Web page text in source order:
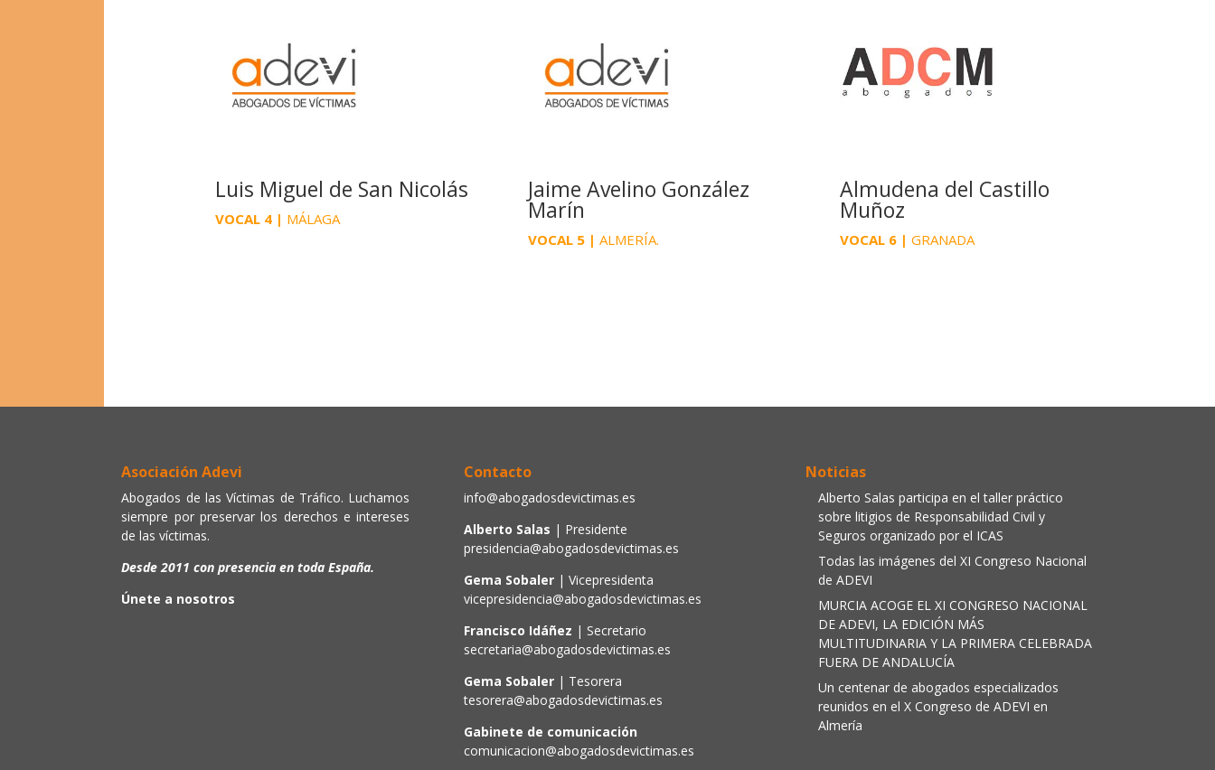
Luis Miguel de San Nicolás
VOCAL 4 | MÁLAGA
Jaime Avelino González
Marín
VOCAL 5 | ALMERÍA.
Almudena del Castillo
Muñoz
VOCAL 6 | GRANADA
Asociación Adevi
Abogados de las Víctimas de Tráfico. Luchamos
siempre por preservar los derechos e intereses
de las víctimas.
Desde 2011 con presencia en toda España.
Únete a nosotros
Contacto
info@abogadosdevictimas.es
Alberto Salas | Presidente
presidencia@abogadosdevictimas.es
Gema Sobaler | Vicepresidenta
vicepresidencia@abogadosdevictimas.es
Francisco Idáñez | Secretario
secretaria@abogadosdevictimas.es
Gema Sobaler| Tesorera
tesorera@abogadosdevictimas.es
Gabinete de comunicación
comunicacion@abogadosdevictimas.es
Noticias
Alberto Salas participa en el taller práctico
sobre litigios de Responsabilidad Civil y
Seguros organizado por el ICAS
Todas las imágenes del XI Congreso Nacional
de ADEVI
MURCIA ACOGE EL XI CONGRESO NACIONAL
DE ADEVI, LA EDICIÓN MÁS
MULTITUDINARIA Y LA PRIMERA CELEBRADA
FUERA DE ANDALUCÍA
Un centenar de abogados especializados
reunidos en el X Congreso de ADEVI en
Almería